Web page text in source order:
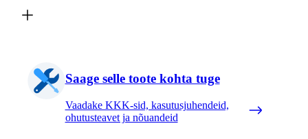
Saage selle toote kohta tuge
Vaadake KKK-sid, kasutusjuhendeid,
ohutusteavet ja nõuandeid